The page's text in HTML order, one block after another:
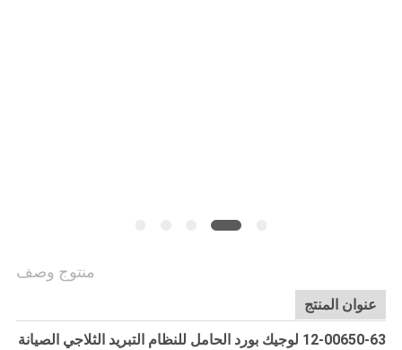
منتوج وصف
عنوان المنتج
12-00650-63 لوجيك بورد الحامل للنظام التبريد الثلاجي الصيانة